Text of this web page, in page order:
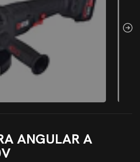
ANGULAR A